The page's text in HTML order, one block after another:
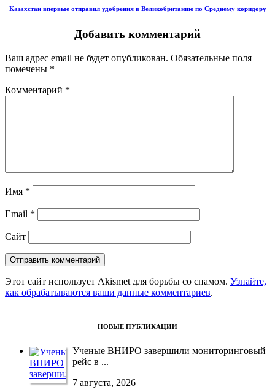
Казахстан впервые отправил удобрения в Великобританию по Среднему коридору
Добавить комментарий
Ваш адрес email не будет опубликован. Обязательные поля
помечены *
Комментарий *
Имя *
Email *
Сайт
Этот сайт использует Akismet для борьбы со спамом. Узнайте,
как обрабатываются ваши данные комментариев.
НОВЫЕ ПУБЛИКАЦИИ
Ученые ВНИРО завершили мониторинговый
рейс в ...
7 августа, 2026